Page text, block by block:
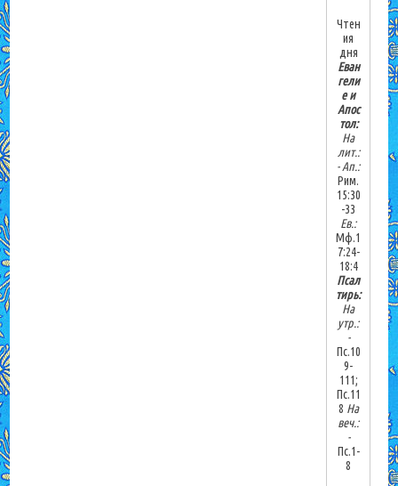
Чтен
ия
дня
Еван
гели
е и
Апос
тол:
На
лит.:
-Ап.:
Рим.
15:30
-33
Ев.:
Мф.1
7:24-
18:4
Псал
тирь:
На
утр.:
-
Пс.10
9-
111;
Пс.11
8 На
веч.:
-
Пс.1-
8